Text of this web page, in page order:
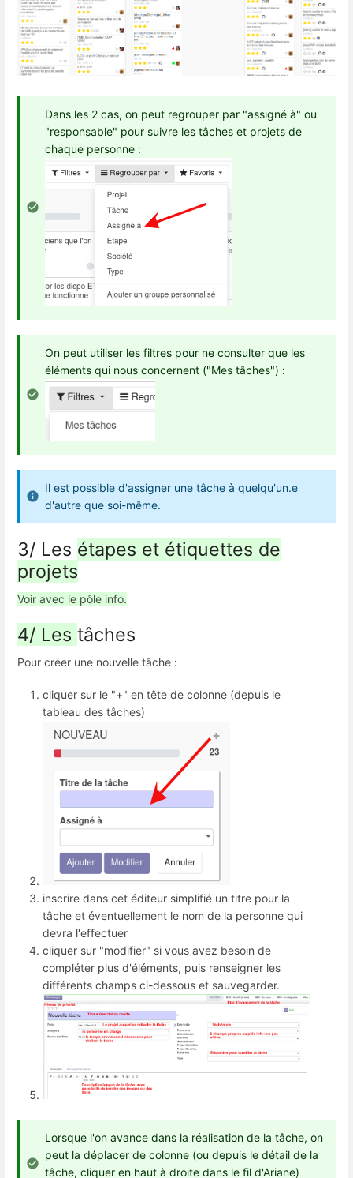
Dans les 2 cas, on peut regrouper par "assigné à" ou
"responsable" pour suivre les tâches et projets de
chaque personne :
On peut utiliser les filtres pour ne consulter que les
éléments qui nous concernent ("Mes tâches") :
Il est possible d'assigner une tâche à quelqu'un.e
d'autre que soi-même.
3/ Les étapes et étiquettes de
projets
Voir avec le pôle info.
4/ Les tâches
Pour créer une nouvelle tâche :
cliquer sur le "+" en tête de colonne (depuis le
tableau des tâches)
inscrire dans cet éditeur simplifié un titre pour la
tâche et éventuellement le nom de la personne qui
devra l'effectuer
cliquer sur "modifier" si vous avez besoin de
compléter plus d'éléments, puis renseigner les
différents champs ci-dessous et sauvegarder.
Lorsque l'on avance dans la réalisation de la tâche, on
peut la déplacer de colonne (ou depuis le détail de la
tâche, cliquer en haut à droite dans le fil d'Ariane)